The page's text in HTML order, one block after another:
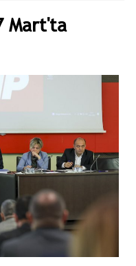
Mart'ta